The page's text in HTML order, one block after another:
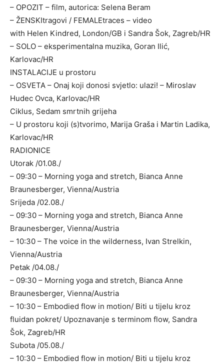
– OPOZIT – film, autorica: Selena Beram
– ŽENSKItragovi / FEMALEtraces – video
with Helen Kindred, London/GB i Sandra Šok, Zagreb/HR
– SOLO – eksperimentalna muzika, Goran Ilić,
Karlovac/HR
INSTALACIJE u prostoru
– OSVETA – Onaj koji donosi svjetlo: ulazi! – Miroslav
Hudec Ovca, Karlovac/HR
Ciklus, Sedam smrtnih grijeha
– U prostoru koji (s)tvorimo, Marija Graša i Martin Ladika,
Karlovac/HR
RADIONICE
Utorak /01.08./
– 09:30 – Morning yoga and stretch, Bianca Anne
Braunesberger, Vienna/Austria
Srijeda /02.08./
– 09:30 – Morning yoga and stretch, Bianca Anne
Braunesberger, Vienna/Austria
– 10:30 – The voice in the wilderness, Ivan Strelkin,
Vienna/Austria
Petak /04.08./
– 09:30 – Morning yoga and stretch, Bianca Anne
Braunesberger, Vienna/Austria
– 10:30 – Embodied flow in motion/ Biti u tijelu kroz
fluidan pokret/ Upoznavanje s terminom flow, Sandra
Šok, Zagreb/HR
Subota /05.08./
– 10:30 – Embodied flow in motion/ Biti u tijelu kroz